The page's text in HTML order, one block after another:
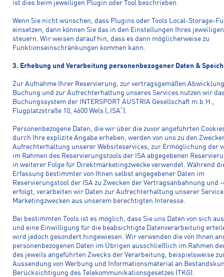
ist dies beim jeweiligen Plugin oder Tool beschrieben.
Wenn Sie nicht wünschen, dass Plugins oder Tools Local-Storage-
einsetzen, dann können Sie das in den Einstellungen Ihres
steuern. Wir weisen darauf hin, dass es dann möglicherweise zu
Funktionseinschränkungen kommen kann.
3. Erhebung und Verarbeitung personenbezogener Daten &
Zur Aufnahme Ihrer Reservierung, zur vertragsgemäßen
Buchung und zur Aufrechterhaltung unseres Services nutzen wir
Buchungssystem der INTERSPORT AUSTRIA Gesellschaft m.b.H.,
Flugplatzstraße 10, 4600 Wels („ISA“).
Personenbezogene Daten, die wir über die zuvor angeführten
durch Ihre explizite Angabe erheben, werden von uns zu den
Aufrechterhaltung unserer Websiteservices, zur Ermöglichung der
im Rahmen des Reservierungstools der ISA abgegebenen
in weiterer Folge für Direktmarketingzwecke verwendet. Während
Erfassung bestimmter von Ihnen selbst angegebener Daten im
Reservierungstool der ISA zu Zwecken der Vertragsanbahnung und
erfolgt, verarbeiten wir Daten zur Aufrechterhaltung unserer
Marketingzwecken aus unserem berechtigten Interesse.
Bei bestimmten Tools ist es möglich, dass Sie uns Daten von sich
und eine Einwilligung für die beabsichtigte Datenverarbeitung
wird jedoch gesondert hingewiesen. Wir verwenden die von Ihnen
personenbezogenen Daten im Übrigen ausschließlich im Rahmen
des jeweils angeführten Zwecks der Verarbeitung, beispielsweise
Aussendung von Werbung und Informationsmaterial an
Berücksichtigung des Telekommunikationsgesetzes (TKG).